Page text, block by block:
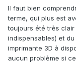
Il faut bien
terme, qui plus est
toujours été très
indispensables) et
imprimante 3D à
aucun problème si